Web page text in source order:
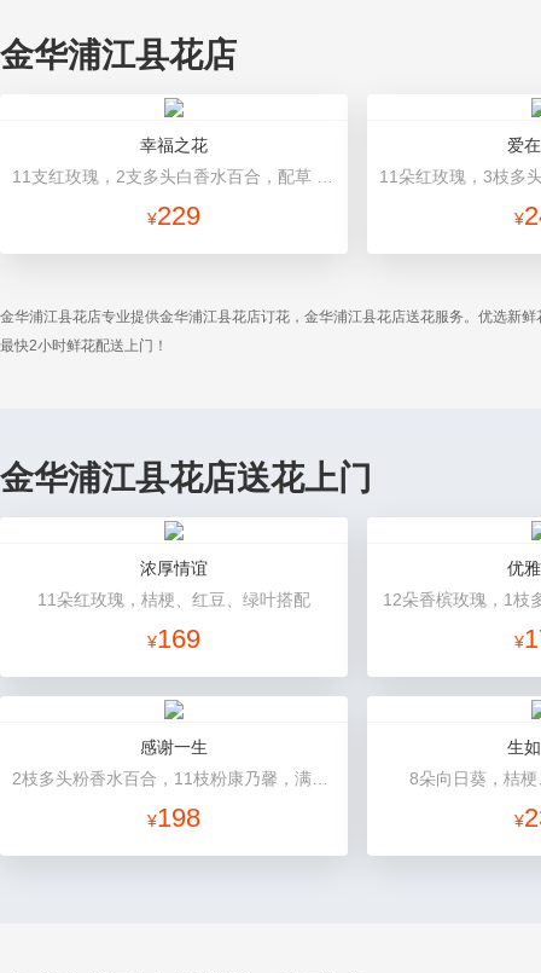
金华浦江县花店
幸福之花
¥229
爱
¥
金华浦江县花店专业提供金华浦江县花店订花，金华浦江县花店送花服务。优选新
最快2小时鲜花配送上门！
金华浦江县花店送花上门
浓厚情谊
11朵红玫瑰，桔梗、红豆、绿叶搭配
¥169
优
12朵香槟玫瑰，1枝
¥
感谢一生
¥198
生
8朵向日葵，桔
¥